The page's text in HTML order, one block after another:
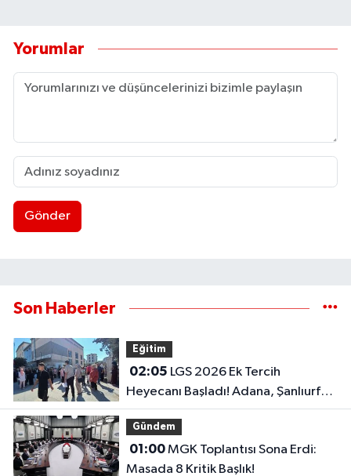
Yorumlar
Gönder
Son Haberler
Eğitim
02:05
Heyecanı Başladı! Adana, Şanlıurfa
ve Gaziantep Lise Taban Puanları..
Gündem
01:00MGK Toplantısı Sona Erdi:
Masada 8 Kritik Başlık!